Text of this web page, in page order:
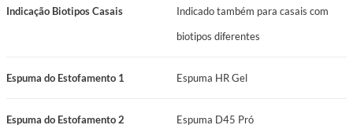
Largura: 128 cm
Toque de Luxo e Conforto Superior: O Colchão New Paris apresenta um
Indicação Biotipos Casais
Indicado também para casais com
biotipos diferentes
Espuma do Estofamento 1 Espuma HR Gel
Espuma do Estofamento 2 Espuma D45 Pró